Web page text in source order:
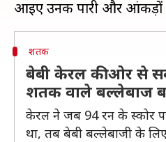
शतक
बेबी केरल की ओर से
शतक वाले बल्लेबाज
केरल ने जब 94 रन के स्कोर
था, तब बेबी बल्लेबाजी के